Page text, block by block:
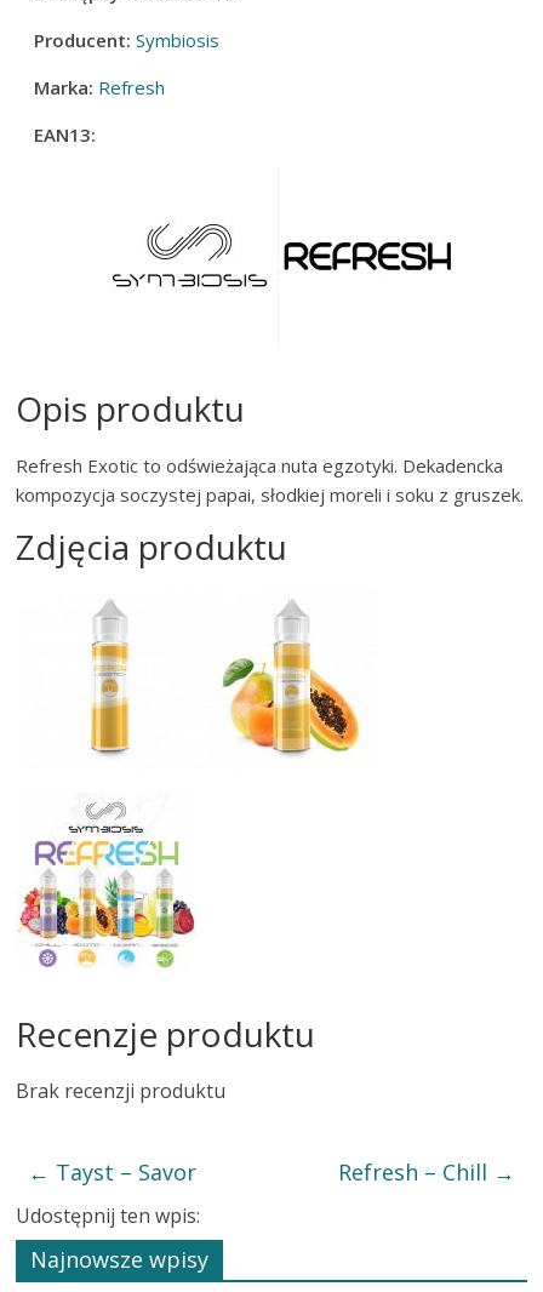
Producent: Symbiosis
Marka: Refresh
EAN13:
Opis produktu
Refresh Exotic to odświeżająca nuta egzotyki. Dekadencka
kompozycja soczystej papai, słodkiej moreli i soku z gruszek.
Zdjęcia produktu
Recenzje produktu
Brak recenzji produktu
← Tayst – Savor Refresh – Chill →
Udostępnij ten wpis:
Najnowsze wpisy